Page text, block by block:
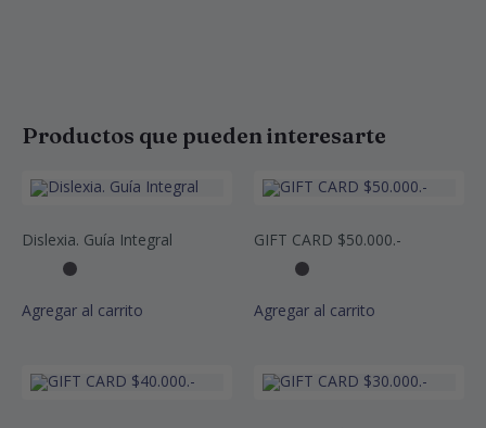
Productos que pueden interesarte
Dislexia. Guía Integral
Agregar al carrito
GIFT CARD $50.000.-
Agregar al carrito